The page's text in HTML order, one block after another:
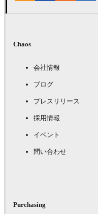
Chaos
会社情報
ブログ
プレスリリース
採用情報
イベント
問い合わせ
Purchasing